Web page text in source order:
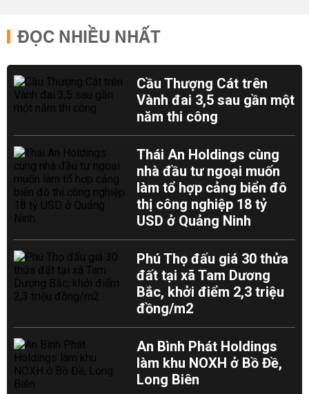
ĐỌC NHIỀU NHẤT
Cầu Thượng Cát trên
Vành đai 3,5 sau gần một
năm thi công
Thái An Holdings cùng
nhà đầu tư ngoại muốn
làm tổ hợp cảng biển đô
thị công nghiệp 18 tỷ
USD ở Quảng Ninh
Phú Thọ đấu giá 30 thửa
đất tại xã Tam Dương
Bắc, khởi điểm 2,3 triệu
đồng/m2
An Bình Phát Holdings
làm khu NOXH ở Bồ Đề,
Long Biên